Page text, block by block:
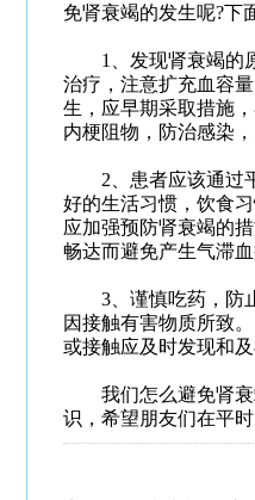
免肾衰竭的发生呢?下
1、发现肾衰竭的原
治疗，注意扩充血容
生，应早期采取措施
内梗阻物，防治感染
2、患者应该通过平
好的生活习惯，饮食
应加强预防肾衰竭的
畅达而避免产生气滞
3、谨慎吃药，防止
因接触有害物质所致
或接触应及时发现和
我们怎么避免肾衰
识，希望朋友们在平时